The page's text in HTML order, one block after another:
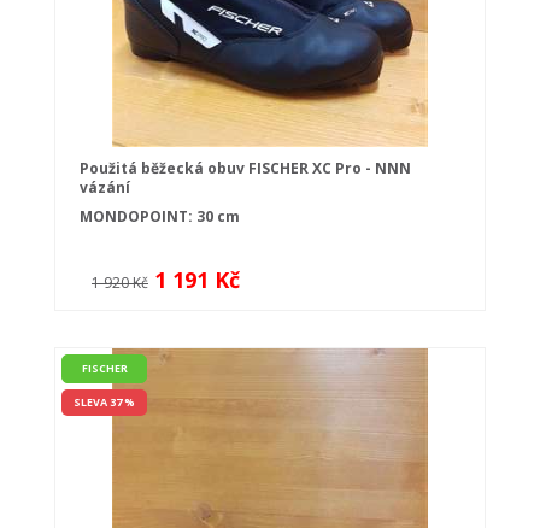
Použitá běžecká obuv FISCHER XC Pro - NNN
vázání
MONDOPOINT: 30 cm
1 920 Kč 1 191 Kč
FISCHER
SLEVA 37 %